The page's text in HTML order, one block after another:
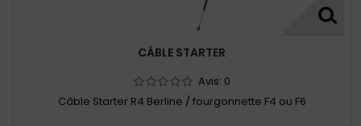
CÂBLE STARTER
Avis: 0
Câble Starter R4 Berline / fourgonnette F4 ou F6